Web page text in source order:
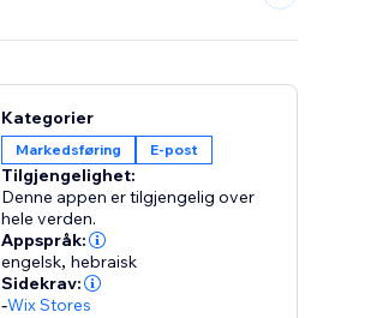
Kategorier
Markedsføring E-post
Tilgjengelighet:
Denne appen er tilgjengelig over
hele verden.
Appspråk:
engelsk,hebraisk
Sidekrav:
-Wix Stores